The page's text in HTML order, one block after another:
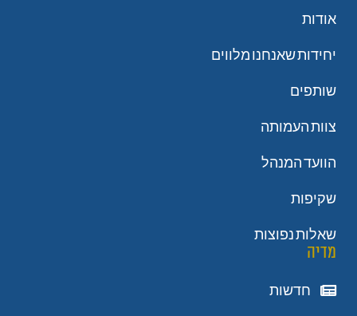
אודות
יחידות שאנחנו מלווים
שותפים
צוות העמותה
הוועד המנהל
שקיפות
שאלות נפוצות
מדיה
חדשות